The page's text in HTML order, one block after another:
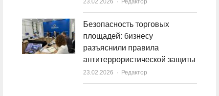
Безопасность торговых
площадей: бизнесу
разъяснили правила
антитеррористической защиты
23.02.2026 Author
Редактор